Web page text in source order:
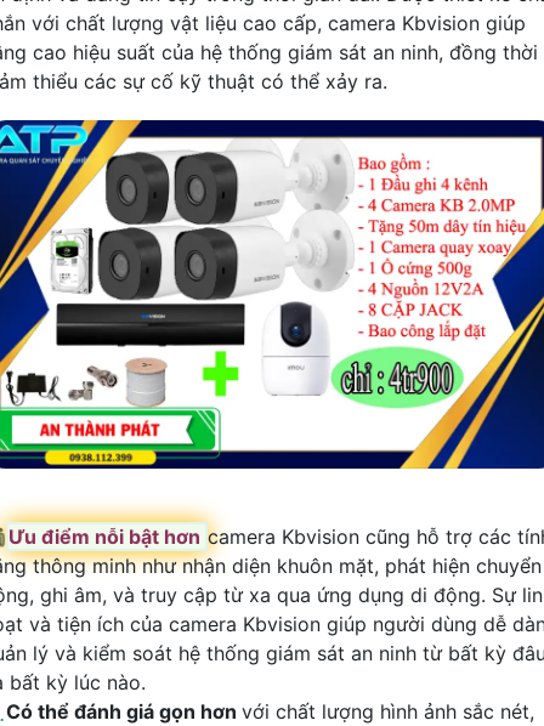
với chất lượng vật liệu cao cấp, camera Kbvision giúp
cao hiệu suất của hệ thống giám sát an ninh, đồng thời
thiểu các sự cố kỹ thuật có thể xảy ra.
Ưu điểm nỗi bật hơn camera Kbvision cũng hỗ trợ các
thông minh như nhận diện khuôn mặt, phát hiện chuyển
ghi âm, và truy cập từ xa qua ứng dụng di động. Sự
và tiện ích của camera Kbvision giúp người dùng dễ
lý và kiểm soát hệ thống giám sát an ninh từ bất kỳ
bất kỳ lúc nào.
Có thể đánh giá gọn hơn với chất lượng hình ảnh sắc nét,